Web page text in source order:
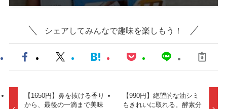
シェアしてみんなで趣味を楽しもう！
【1650円】鼻を抜ける香り
から、最後の一滴まで美味
【990円】絶望的な油シミ
もきれいに取れる。酵素分